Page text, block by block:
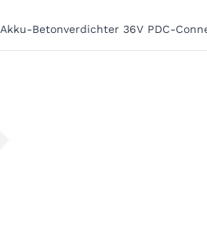
Akku-Betonverdichter 36V PDC-